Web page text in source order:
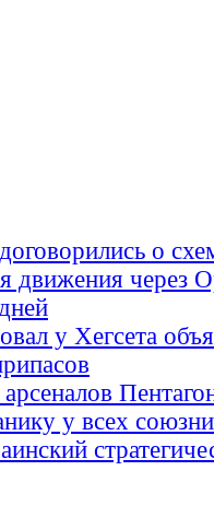
о
движения через
у Хегсета
у всех